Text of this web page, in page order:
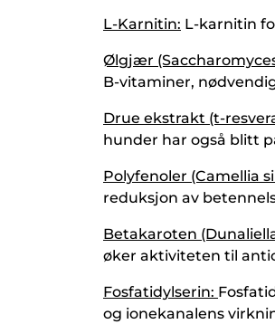
L-Karnitin: L-karnitin
Ølgjær
B-vitaminer,
Drue ekstrakt (t-
hunder har også blitt
Polyfenoler (Camellia
reduksjon av
Betakaroten
øker aktiviteten til
Fosfatidylserin:
og ionekanalens